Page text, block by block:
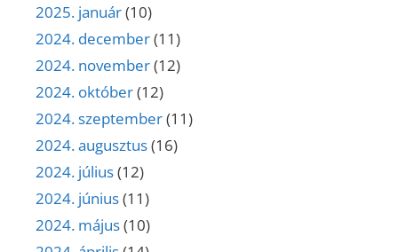
2025. január(10)
2024. december(11)
2024. november(12)
2024. október(12)
2024. szeptember(11)
2024. augusztus(16)
2024. július(12)
2024. június(11)
2024. május(10)